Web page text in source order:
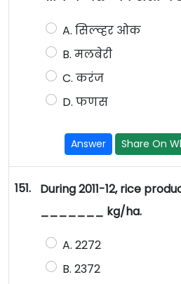
A. सिल्व्हर ओक
B. मलबेरी
C. करंज
D. फणस
Answer Share On
151.
During 2011-12, rice
_______ kg/ha.
A. 2272
B. 2372